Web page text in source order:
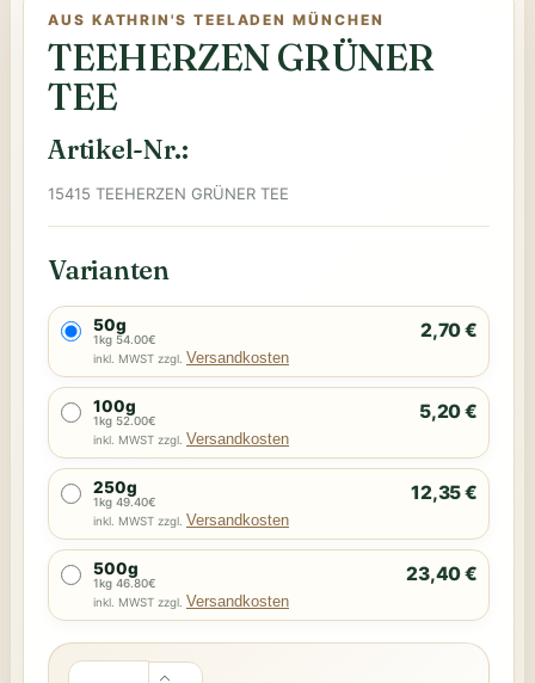
AUS KATHRIN'S TEELADEN MÜNCHEN
TEEHERZEN GRÜNER
TEE
Artikel-Nr.:
15415 TEEHERZEN GRÜNER TEE
Varianten
50g
1kg 54.00€ 2,70 €
inkl. MWST zzgl. Versandkosten
100g
1kg 52.00€ 5,20 €
inkl. MWST zzgl. Versandkosten
250g
1kg 49.40€ 12,35 €
inkl. MWST zzgl. Versandkosten
500g
1kg 46.80€ 23,40 €
inkl. MWST zzgl. Versandkosten